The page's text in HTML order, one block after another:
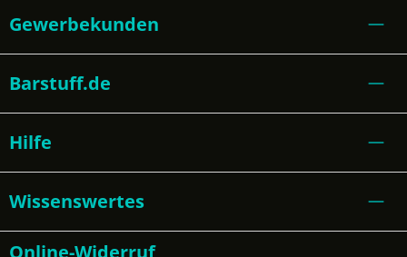
Gewerbekunden
Barstuff.de
Hilfe
Wissenswertes
Online-Widerruf